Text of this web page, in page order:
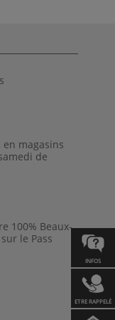
INFOS
ETRE RAPPELÉ
en magasins
de
100% Beaux-
le Pass